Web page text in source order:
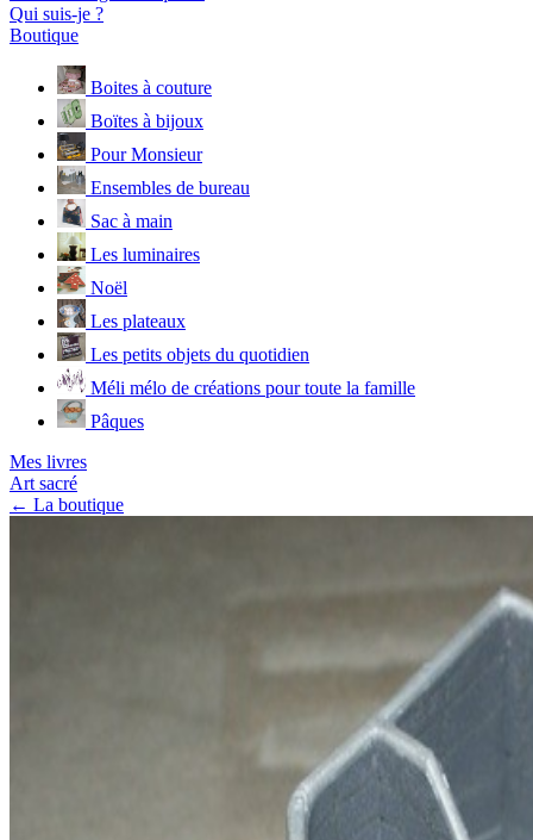
Qui suis-je ?
Boutique
Boites à couture
Boïtes à bijoux
Pour Monsieur
Ensembles de bureau
Sac à main
Les luminaires
Noël
Les plateaux
Les petits objets du quotidien
Méli mélo de créations pour toute la famille
Pâques
Mes livres
Art sacré
← La boutique